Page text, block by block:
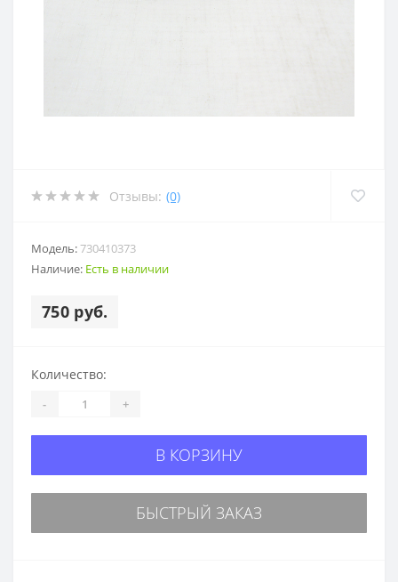
Отзывы: (0)
Модель:730410373
Наличие: Есть в наличии
750 руб.
Количество:
- +
В КОРЗИНУ
БЫСТРЫЙ ЗАКАЗ